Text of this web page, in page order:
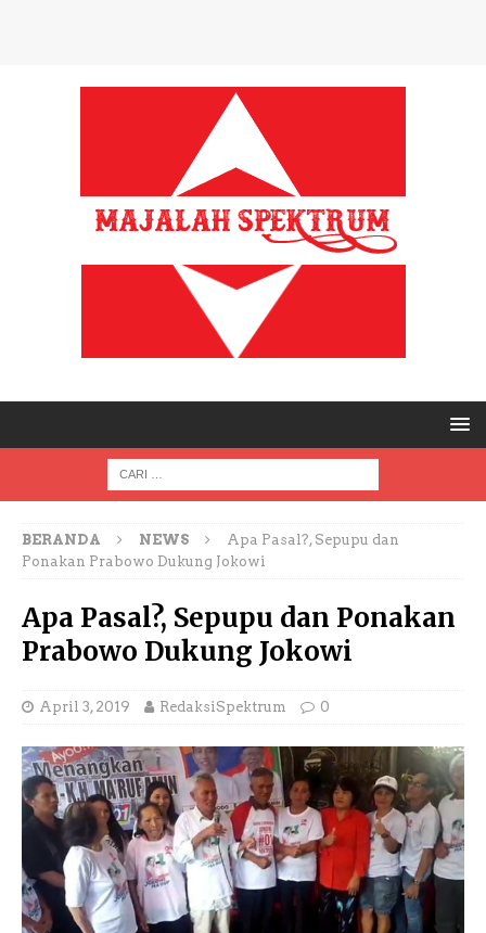
BERANDA NEWS
Apa Pasal?, Sepupu dan
Ponakan Prabowo Dukung Jokowi
Apa Pasal?, Sepupu dan Ponakan
Prabowo Dukung Jokowi
April 3, 2019 RedaksiSpektrum 0